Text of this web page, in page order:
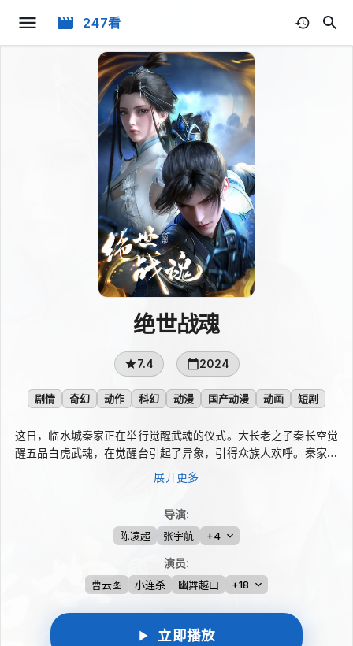
247看
绝世战魂
7.4 2024
剧情 奇幻 动作 科幻 动漫 国产动漫 动画 短剧
这日，临水城秦家正在举行觉醒武魂的仪式。大长老之子秦长空觉
醒五品白虎武魂，在觉醒台引起了异象，引得众族人欢呼。秦家家
主之子秦南本被族人给予厚望，却只觉了最废的一品武魂，让至亲
好友失望之极，也引来众人异样的眼神和争论。n不久，秦南觉醒
今武道圣地玄灵宗破例给临水城的一个弟子名额，要被城内的另一
大家族，方家的少主方如龙获得。n是夜，秦南抓紧修炼，险象环
生的废除了自身的一品武魂，觉醒两年前寄宿于自身的无上战神之
魂。n
展开更多
导演:
陈凌超 张宇航 +4
演员:
曹云图 小连杀 幽舞越山 +18
立即播放